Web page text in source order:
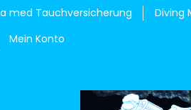
med Tauchversicherung Diving
Mein Konto